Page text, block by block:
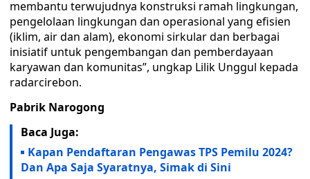
membantu terwujudnya konstruksi ramah lingkungan,
pengelolaan lingkungan dan operasional yang efisien
(iklim, air dan alam), ekonomi sirkular dan berbagai
inisiatif untuk pengembangan dan pemberdayaan
karyawan dan komunitas”, ungkap Lilik Unggul kepada
radarcirebon.
Pabrik Narogong
Baca Juga:
Kapan Pendaftaran Pengawas TPS Pemilu 2024?
Dan Apa Saja Syaratnya, Simak di Sini